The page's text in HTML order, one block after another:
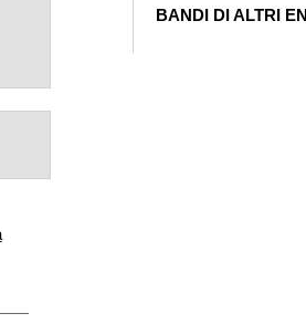
BANDI DI ALTRI